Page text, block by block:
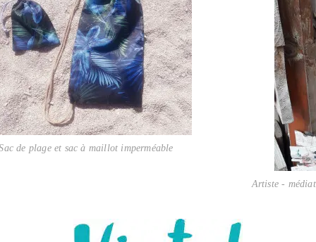
de plage et sac à maillot imperméable
Artiste -